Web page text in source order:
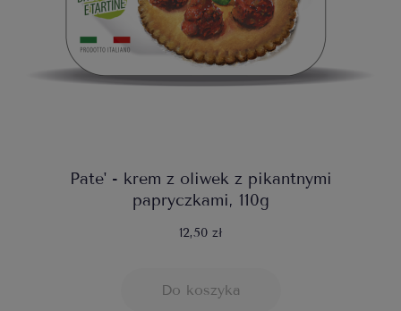
Pate' - krem z oliwek z pikantnymi
papryczkami, 110g
12,50 zł
Do koszyka